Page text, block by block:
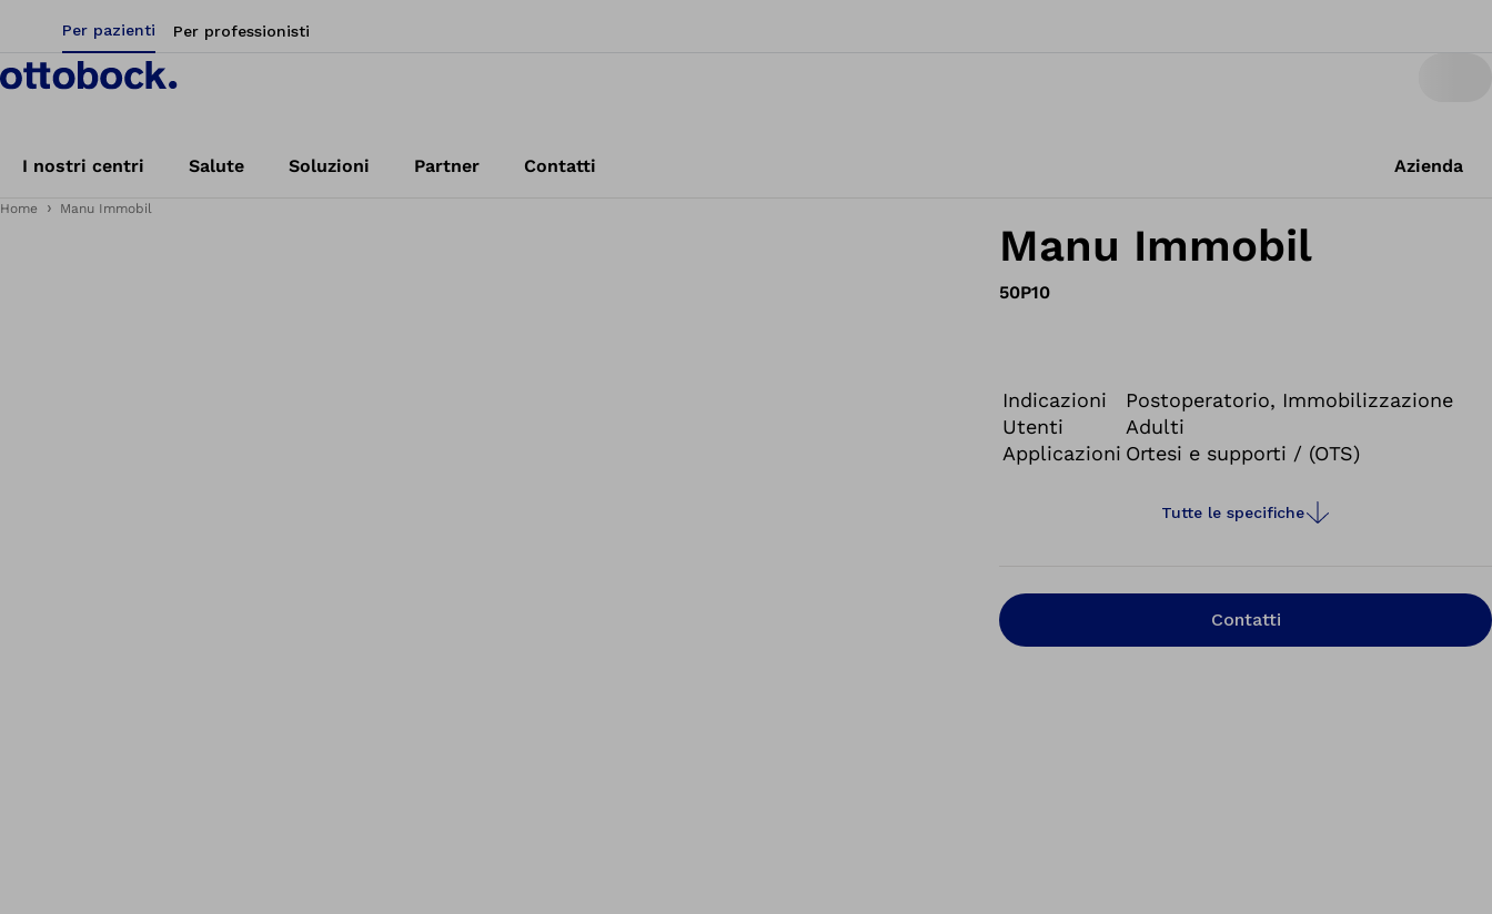
Per pazienti Per professionisti
I nostri centri Salute Soluzioni Partner Contatti Azienda
Home Manu Immobil
Manu Immobil
50P10
Indicazioni
Postoperatorio, Immobilizzazione
Utenti
Adulti
Applicazioni Ortesi e supporti / (OTS)
Tutte le specifiche
Contatti